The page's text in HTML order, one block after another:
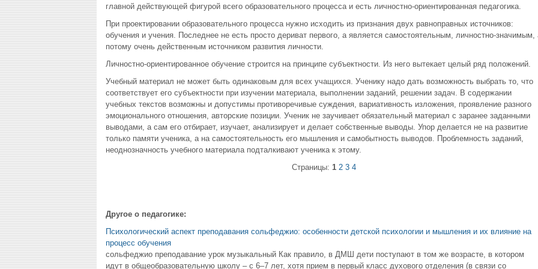
главной действующей фигурой всего образовательного процесса и есть личностно-ориентированная педагогика.
При проектировании образовательного процесса нужно исходить из признания двух равноправных источников:
обучения и учения. Последнее не есть просто дериват первого, а является самостоятельным, личностно-значимым,
потому очень действенным источником развития личности.
Личностно-ориентированное обучение строится на принципе субъектности. Из него вытекает целый ряд положений.
Учебный материал не может быть одинаковым для всех учащихся. Ученику надо дать возможность выбрать то, что
соответствует его субъектности при изучении материала, выполнении заданий, решении задач. В содержании
учебных текстов возможны и допустимы противоречивые суждения, вариативность изложения, проявление разного
эмоционального отношения, авторские позиции. Ученик не заучивает обязательный материал с заранее заданными
выводами, а сам его отбирает, изучает, анализирует и делает собственные выводы. Упор делается не на развитие
только памяти ученика, а на самостоятельность его мышления и самобытность выводов. Проблемность заданий,
неоднозначность учебного материала подталкивают ученика к этому.
Страницы: 1 2 3 4
Другое о педагогике:
Психологический аспект преподавания сольфеджио: особенности детской психологии и мышления и их влияние на
процесс обучения
сольфеджио преподавание урок музыкальный Как правило, в ДМШ дети поступают в том же возрасте, в котором
идут в общеобразовательную школу – с 6–7 лет, хотя прием в первый класс духового отделения (в связи со